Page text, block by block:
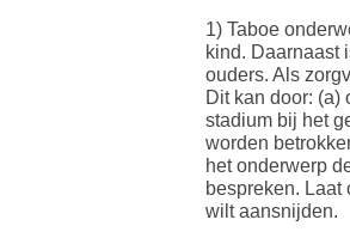
1) Taboe
kind. Daarnaast
ouders. Als
Dit kan door: (a)
stadium bij het
worden
het onderwerp
bespreken. Laat
wilt aansnijden.